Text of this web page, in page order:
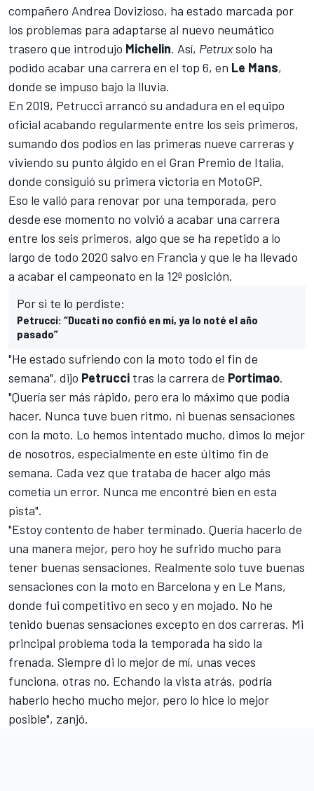
compañero Andrea Dovizioso, ha estado marcada por
los problemas para adaptarse al nuevo neumático
trasero que introdujo Michelin. Así, Petruxsolo ha
podido acabar una carrera en el top 6, en Le Mans,
donde se impuso bajo la lluvia.
En 2019, Petrucci arrancó su andadura en el equipo
oficial acabando regularmente entre los seis primeros,
sumando dos podios en las primeras nueve carreras y
viviendo su punto álgido en el Gran Premio de Italia,
donde consiguió su primera victoria en MotoGP.
Eso le valió para renovar por una temporada, pero
desde ese momento no volvió a acabar una carrera
entre los seis primeros, algo que se ha repetido a lo
largo de todo 2020 salvo en Francia y que le ha llevado
a acabar el campeonato en la 12ª posición.
Por si te lo perdiste:
Petrucci: “Ducati no confió en mí, ya lo noté el año
pasado”
"He estado sufriendo con la moto todo el fin de
semana", dijo Petrucci tras la carrera de Portimao.
"Quería ser más rápido, pero era lo máximo que podía
hacer. Nunca tuve buen ritmo, ni buenas sensaciones
con la moto. Lo hemos intentado mucho, dimos lo mejor
de nosotros, especialmente en este último fin de
semana. Cada vez que trataba de hacer algo más
cometía un error. Nunca me encontré bien en esta
pista".
"Estoy contento de haber terminado. Quería hacerlo de
una manera mejor, pero hoy he sufrido mucho para
tener buenas sensaciones. Realmente solo tuve buenas
sensaciones con la moto en Barcelona y en Le Mans,
donde fui competitivo en seco y en mojado. No he
tenido buenas sensaciones excepto en dos carreras. Mi
principal problema toda la temporada ha sido la
frenada. Siempre di lo mejor de mí, unas veces
funciona, otras no. Echando la vista atrás, podría
haberlo hecho mucho mejor, pero lo hice lo mejor
posible", zanjó.